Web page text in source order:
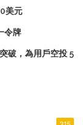
美元
令牌
破，為用戶空投 5